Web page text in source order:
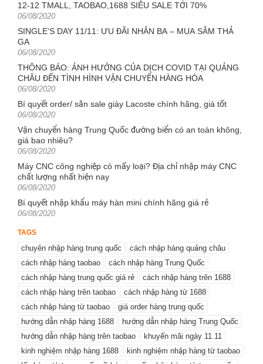
12-12 TMALL, TAOBAO,1688 SIÊU SALE TỚI 70%
Posted
06/08/2020
SINGLE’S DAY 11/11: ƯU ĐÃI NHÂN BA – MUA SẮM THẢ
GA
Posted
06/08/2020
THÔNG BÁO: ẢNH HƯỞNG CỦA DỊCH COVID TẠI QUẢNG
CHÂU ĐẾN TÌNH HÌNH VẬN CHUYỂN HÀNG HÓA
Posted
06/08/2020
Bí quyết order/ săn sale giày Lacoste chính hãng, giá tốt
Posted
06/08/2020
Vận chuyển hàng Trung Quốc đường biển có an toàn không,
giá bao nhiêu?
Posted
06/08/2020
Máy CNC công nghiệp có mấy loại? Địa chỉ nhập máy CNC
chất lượng nhất hiện nay
Posted
06/08/2020
Bí quyết nhập khẩu máy hàn mini chính hãng giá rẻ
Posted
06/08/2020
TAGS
chuyên nhập hàng trung quốc
cách nhập hàng quảng châu
cách nhập hàng taobao
cách nhập hàng Trung Quốc
cách nhập hàng trung quốc giá rẻ
cách nhập hàng trên 1688
cách nhập hàng trên taobao
cách nhập hàng từ 1688
cách nhập hàng từ taobao
giá order hàng trung quốc
hướng dẫn nhập hàng 1688
hướng dẫn nhập hàng Trung Quốc
hướng dẫn nhập hàng trên taobao
khuyến mãi ngày 11.11
kinh nghiệm nhập hàng 1688
kinh nghiệm nhập hàng từ taobao